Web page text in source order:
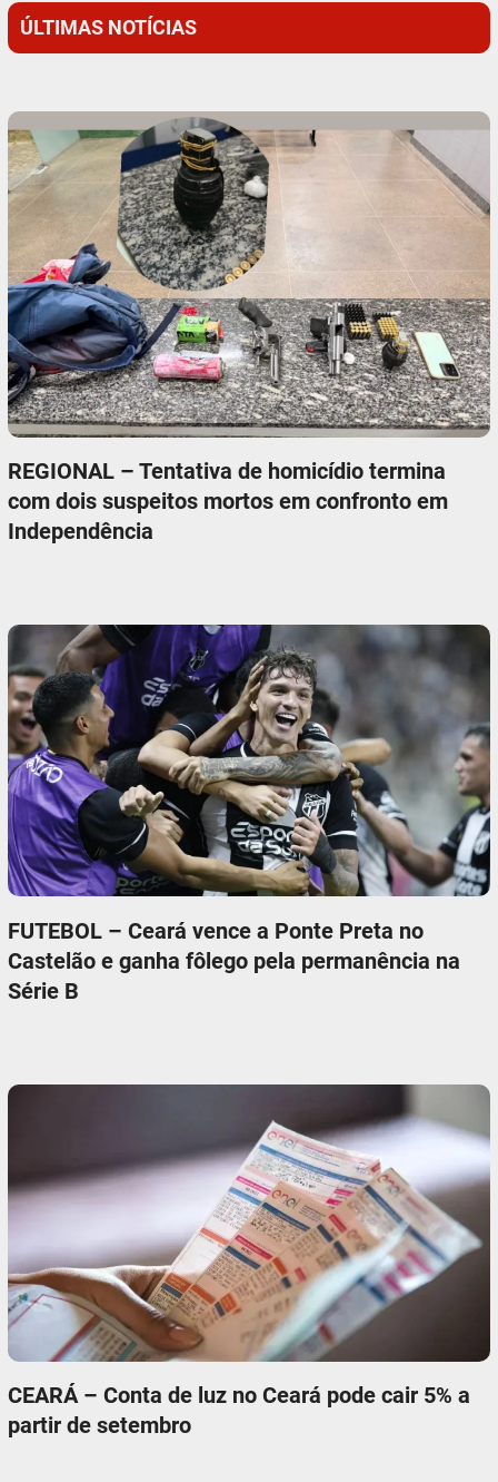
ÚLTIMAS NOTÍCIAS
REGIONAL – Tentativa de homicídio termina
com dois suspeitos mortos em confronto em
Independência
FUTEBOL – Ceará vence a Ponte Preta no
Castelão e ganha fôlego pela permanência na
Série B
CEARÁ – Conta de luz no Ceará pode cair 5% a
partir de setembro